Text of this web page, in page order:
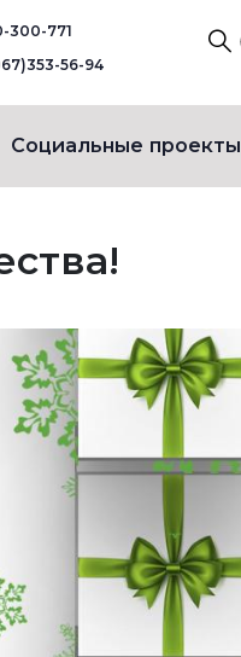
300-771
56-94
Социальные проекты